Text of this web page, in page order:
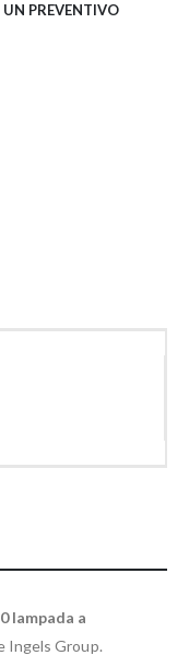
PREVENTIVO
lampada a
Ingels Group.